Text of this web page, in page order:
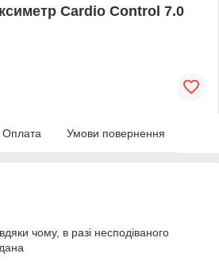
Cardio Control 7.0
Оплата Умови повернення
чому, в разі несподіваного